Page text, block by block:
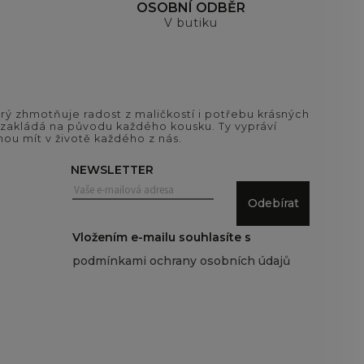
OSOBNÍ ODBĚR
V butiku
zhmotňuje radost z maličkostí i potřebu krásných
na původu každého kousku. Ty vypráví
mít v životě každého z nás.
NEWSLETTER
Odebírat
Vložením e-mailu souhlasíte s
podmínkami ochrany osobních údajů